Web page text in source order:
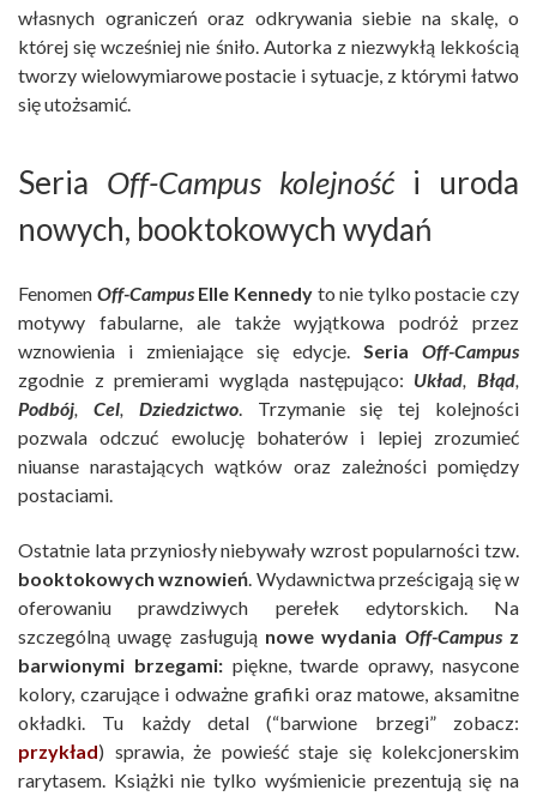
własnych ograniczeń oraz odkrywania siebie na skalę, o
której się wcześniej nie śniło. Autorka z niezwykłą lekkością
tworzy wielowymiarowe postacie i sytuacje, z którymi łatwo
się utożsamić.
Seria Off-Campus kolejność i uroda
nowych, booktokowych wydań
Fenomen Off-CampusElle Kennedyto nie tylko postacie czy
motywy fabularne, ale także wyjątkowa podróż przez
wznowienia i zmieniające się edycje. Seria Off-Campus
zgodnie z premierami wygląda następująco: Układ,Błąd,
Podbój, Cel, Dziedzictwo. Trzymanie się tej kolejności
pozwala odczuć ewolucję bohaterów i lepiej zrozumieć
niuanse narastających wątków oraz zależności pomiędzy
postaciami.
Ostatnie lata przyniosły niebywały wzrost popularności tzw.
booktokowych wznowień. Wydawnictwa prześcigają się w
oferowaniu prawdziwych perełek edytorskich. Na
szczególną uwagę zasługują nowe wydania Off-Campusz
barwionymi brzegami:piękne, twarde oprawy, nasycone
kolory, czarujące i odważne grafiki oraz matowe, aksamitne
okładki. Tu każdy detal (“barwione brzegi” zobacz:
przykład) sprawia, że powieść staje się kolekcjonerskim
rarytasem. Książki nie tylko wyśmienicie prezentują się na